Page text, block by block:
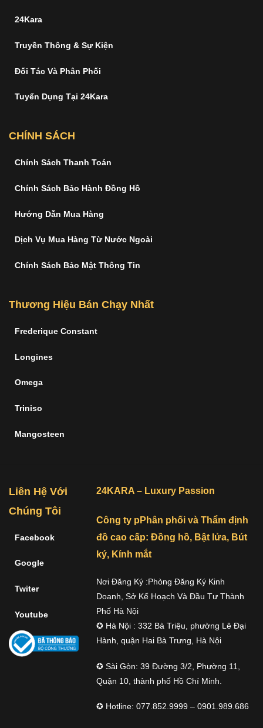
24Kara
Truyền Thông & Sự Kiện
Đối Tác Và Phân Phối
Tuyển Dụng Tại 24Kara
CHÍNH SÁCH
Chính Sách Thanh Toán
Chính Sách Bảo Hành Đồng Hồ
Hướng Dẫn Mua Hàng
Dịch Vụ Mua Hàng Từ Nước Ngoài
Chính Sách Bảo Mật Thông Tin
Thương Hiệu Bán Chạy Nhất
Frederique Constant
Longines
Omega
Triniso
Mangosteen
Liên Hệ Với
Chúng Tôi
Facebook
Google
Twiter
Youtube
24KARA – Luxury Passion
Công ty pPhân phối và Thẩm định
đồ cao cấp: Đồng hồ, Bật lửa, Bút
ký, Kính mắt
Nơi Đăng Ký :Phòng Đăng Ký Kinh
Doanh, Sở Kế Hoạch Và Đầu Tư Thành
Phố Hà Nội
✪ Hà Nội : 332 Bà Triệu, phường Lê Đại
Hành, quận Hai Bà Trưng, Hà Nội
✪ Sài Gòn: 39 Đường 3/2, Phường 11,
Quận 10, thành phố Hồ Chí Minh.
✪ Hotline: 077.852.9999 – 0901.989.686